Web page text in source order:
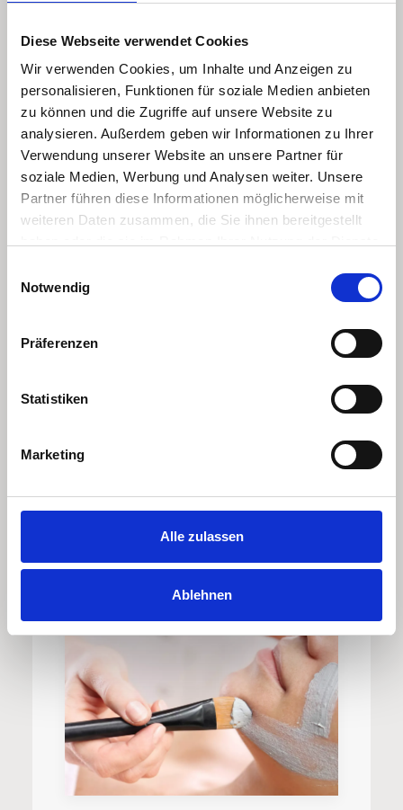
Diese Webseite verwendet Cookies
Wir verwenden Cookies, um Inhalte und Anzeigen zu
personalisieren, Funktionen für soziale Medien anbieten
zu können und die Zugriffe auf unsere Website zu
analysieren. Außerdem geben wir Informationen zu Ihrer
Verwendung unserer Website an unsere Partner für
soziale Medien, Werbung und Analysen weiter. Unsere
Partner führen diese Informationen möglicherweise mit
weiteren Daten zusammen, die Sie ihnen bereitgestellt
Notwendig
Präferenzen
Statistiken
Marketing
Alle zulassen
Ablehnen